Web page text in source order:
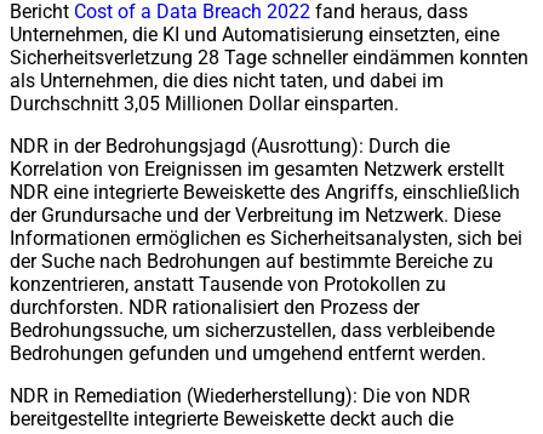
Bericht Cost of a Data Breach 2022 fand heraus, dass
Unternehmen, die KI und Automatisierung einsetzten, eine
Sicherheitsverletzung 28 Tage schneller eindämmen konnten
als Unternehmen, die dies nicht taten, und dabei im
Durchschnitt 3,05 Millionen Dollar einsparten.
NDR in der Bedrohungsjagd (Ausrottung): Durch die
Korrelation von Ereignissen im gesamten Netzwerk erstellt
NDR eine integrierte Beweiskette des Angriffs, einschließlich
der Grundursache und der Verbreitung im Netzwerk. Diese
Informationen ermöglichen es Sicherheitsanalysten, sich bei
der Suche nach Bedrohungen auf bestimmte Bereiche zu
konzentrieren, anstatt Tausende von Protokollen zu
durchforsten. NDR rationalisiert den Prozess der
Bedrohungssuche, um sicherzustellen, dass verbleibende
Bedrohungen gefunden und umgehend entfernt werden.
NDR in Remediation (Wiederherstellung): Die von NDR
bereitgestellte integrierte Beweiskette deckt auch die